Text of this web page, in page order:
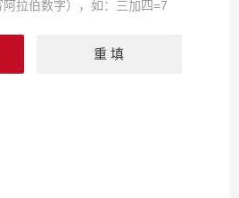
拉伯数字），如：三加四=7